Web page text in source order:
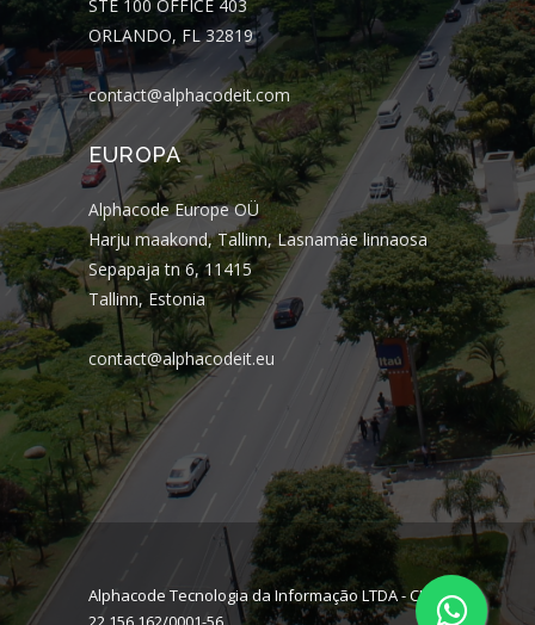
STE 100 OFFICE 403
ORLANDO, FL 32819
contact@alphacodeit.com
EUROPA
Alphacode Europe OÜ
Harju maakond, Tallinn, Lasnamäe linnaosa
Sepapaja tn 6, 11415
Tallinn, Estonia
contact@alphacodeit.eu
Alphacode Tecnologia da Informação LTDA - CNPJ: